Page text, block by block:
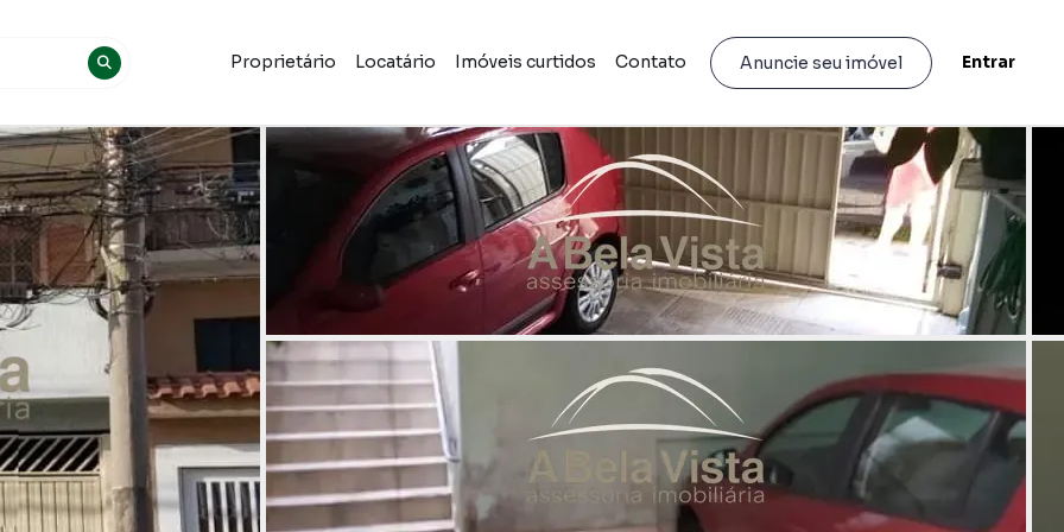
Proprietário Locatário Imóveis curtidos Contato Anuncie seu imóvel Entrar